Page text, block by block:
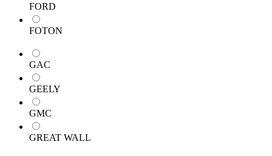
FORD
FOTON
GAC
GEELY
GMC
GREAT WALL